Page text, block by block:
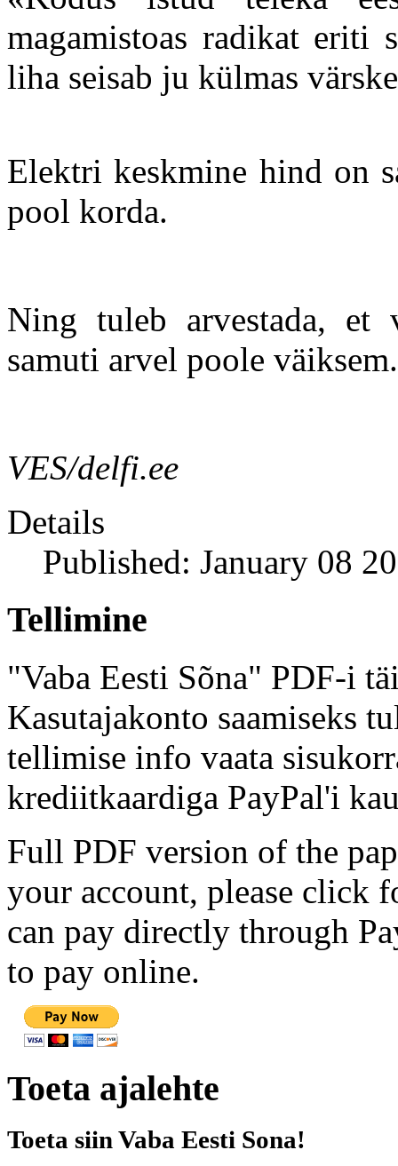
magamistoas radikat
liha seisab ju külmas
Elektri keskmine hind on
pool korda.
Ning tuleb arvestada, et
samuti arvel poole väiksem.
VES/delfi.ee
Details
Published: January 08
Tellimine
"Vaba Eesti Sõna" PDF-i
Kasutajakonto saamiseks
tellimise info vaata
krediitkaardiga PayPal'i
Full PDF version of the
your account, please click
can pay directly through
to pay online.
Toeta ajalehte
Toeta siin Vaba Eesti Sona!